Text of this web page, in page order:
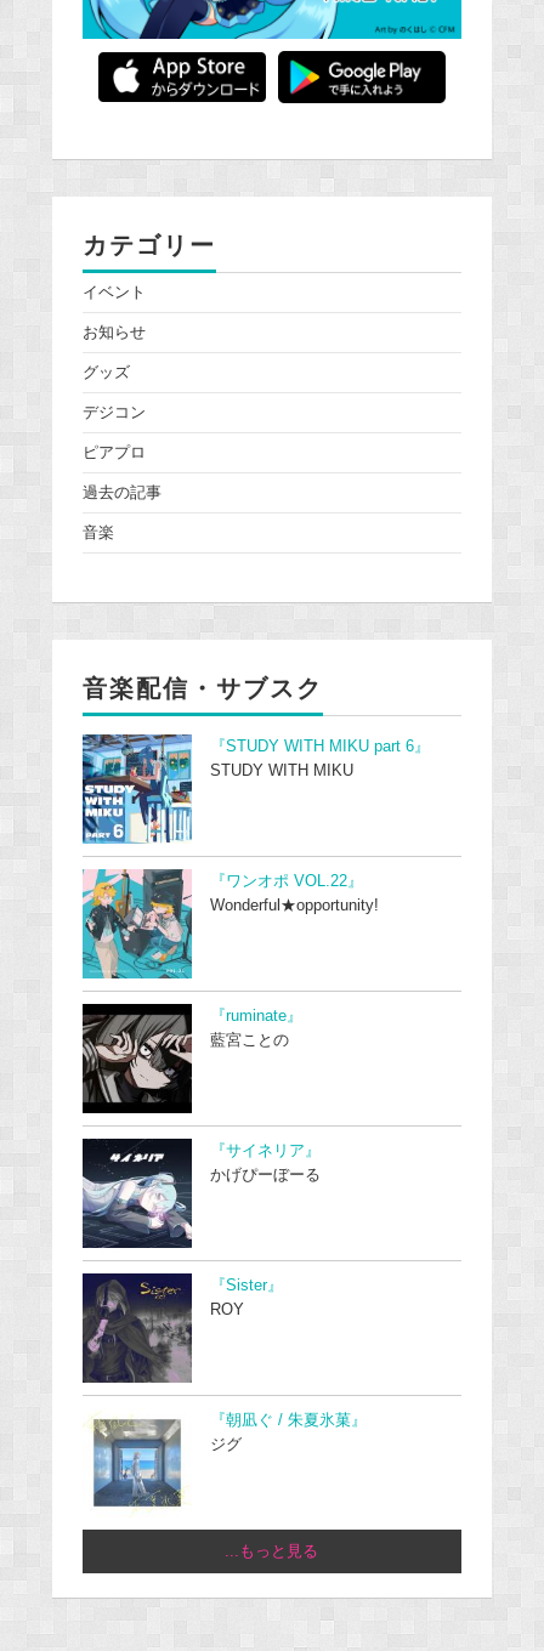
カテゴリー
イベント
お知らせ
グッズ
デジコン
ピアプロ
過去の記事
音楽
音楽配信・サブスク
『STUDY WITH MIKU part 6』
STUDY WITH MIKU
『ワンオポ VOL.22』
Wonderful★opportunity!
『ruminate』
藍宮ことの
『サイネリア』
かげぴーぼーる
『Sister』
ROY
『朝凪ぐ / 朱夏氷菓』
ジグ
...もっと見る